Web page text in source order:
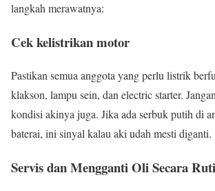
langkah merawatnya:
Cek kelistrikan motor
Pastikan semua anggota yang perlu listrik
klakson, lampu sein, dan electric starter.
kondisi akinya juga. Jika ada serbuk putih di
baterai, ini sinyal kalau aki udah mesti diganti.
Servis dan Mengganti Oli Secara